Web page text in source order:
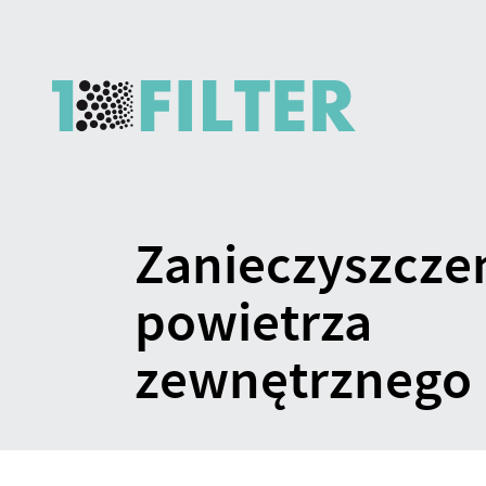
powietrza
zewnętrznego